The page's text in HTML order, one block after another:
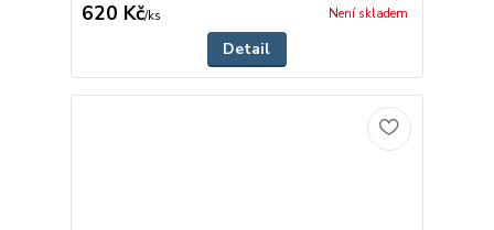
620 Kč/ks Není skladem
Detail